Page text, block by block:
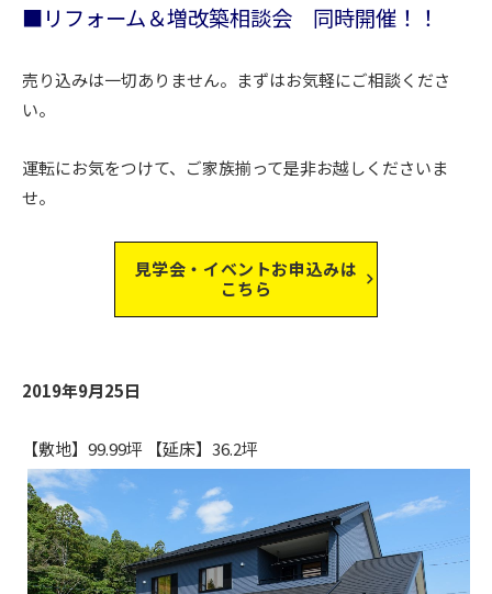
■リフォーム＆増改築相談会 同時開催！！
売り込みは一切ありません。まずはお気軽にご相談くださ
い。
運転にお気をつけて、ご家族揃って是非お越しくださいま
せ。
見学会・イベントお申込みは
こちら
2019年9月25日
【敷地】99.99坪 【延床】36.2坪